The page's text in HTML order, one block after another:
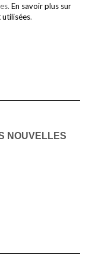
En savoir plus sur
utilisées.
NOUVELLES